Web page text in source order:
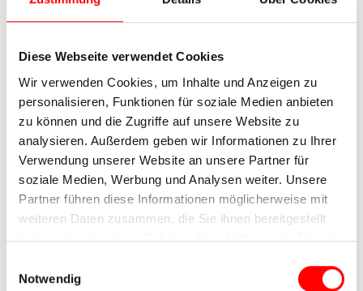
Diese Webseite verwendet Cookies
Wir verwenden Cookies, um Inhalte und Anzeigen zu
personalisieren, Funktionen für soziale Medien anbieten
zu können und die Zugriffe auf unsere Website zu
analysieren. Außerdem geben wir Informationen zu Ihrer
Verwendung unserer Website an unsere Partner für
soziale Medien, Werbung und Analysen weiter. Unsere
Partner führen diese Informationen möglicherweise mit
weiteren Daten zusammen, die Sie ihnen bereitgestellt
haben oder die sie im Rahmen Ihrer Nutzung der Dienste
Notwendig